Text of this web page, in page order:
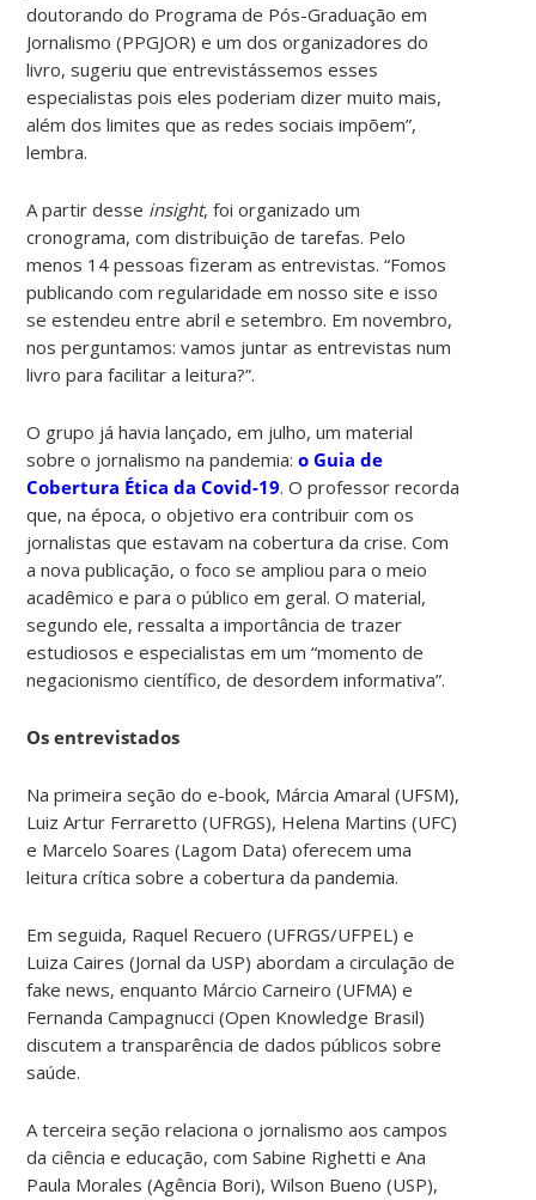
doutorando do Programa de Pós-Graduação em
Jornalismo (PPGJOR) e um dos organizadores do
livro, sugeriu que entrevistássemos esses
especialistas pois eles poderiam dizer muito mais,
além dos limites que as redes sociais impõem”,
lembra.
A partir desse insight, foi organizado um
cronograma, com distribuição de tarefas. Pelo
menos 14 pessoas fizeram as entrevistas. “Fomos
publicando com regularidade em nosso site e isso
se estendeu entre abril e setembro. Em novembro,
nos perguntamos: vamos juntar as entrevistas num
livro para facilitar a leitura?”.
O grupo já havia lançado, em julho, um material
sobre o jornalismo na pandemia:o Guia de
Cobertura Ética da Covid-19. O professor recorda
que, na época, o objetivo era contribuir com os
jornalistas que estavam na cobertura da crise. Com
a nova publicação, o foco se ampliou para o meio
acadêmico e para o público em geral. O material,
segundo ele, ressalta a importância de trazer
estudiosos e especialistas em um “momento de
negacionismo científico, de desordem informativa”.
Os entrevistados
Na primeira seção do e-book, Márcia Amaral (UFSM),
Luiz Artur Ferraretto (UFRGS), Helena Martins (UFC)
e Marcelo Soares (Lagom Data) oferecem uma
leitura crítica sobre a cobertura da pandemia.
Em seguida, Raquel Recuero (UFRGS/UFPEL) e
Luiza Caires (Jornal da USP) abordam a circulação de
fake news, enquanto Márcio Carneiro (UFMA) e
Fernanda Campagnucci (Open Knowledge Brasil)
discutem a transparência de dados públicos sobre
saúde.
A terceira seção relaciona o jornalismo aos campos
da ciência e educação, com Sabine Righetti e Ana
Paula Morales (Agência Bori), Wilson Bueno (USP),